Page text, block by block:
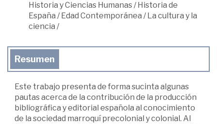
Historia y Ciencias Humanas/Historia de
España /Edad Contemporánea /La cultura y la
ciencia /
Resumen
Este trabajo presenta de forma sucinta algunas
pautas acerca de la contribución de la producción
bibliográfica y editorial española al conocimiento
de la sociedad marroquí precolonial y colonial. Al